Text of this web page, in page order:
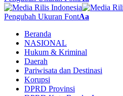
Pengubah Ukuran FontAa
Beranda
NASIONAL
Hukum & Kriminal
Daerah
Pariwisata dan Destinasi
Korupsi
DPRD Provinsi